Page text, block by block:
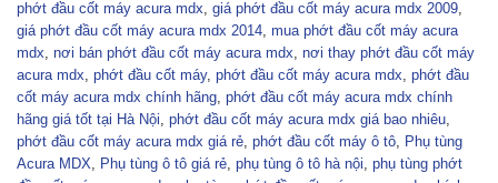
phớt đầu cốt máy acura mdx, giá phớt đầu cốt máy acura mdx 2009,
giá phớt đầu cốt máy acura mdx 2014, mua phớt đầu cốt máy acura
mdx, nơi bán phớt đầu cốt máy acura mdx, nơi thay phớt đầu cốt máy
acura mdx, phớt đầu cốt máy, phớt đầu cốt máy acura mdx, phớt đầu
cốt máy acura mdx chính hãng, phớt đầu cốt máy acura mdx chính
hãng giá tốt tại Hà Nội, phớt đầu cốt máy acura mdx giá bao nhiêu,
phớt đầu cốt máy acura mdx giá rẻ, phớt đầu cốt máy ô tô, Phụ tùng
Acura MDX, Phụ tùng ô tô giá rẻ, phụ tùng ô tô hà nội, phụ tùng phớt